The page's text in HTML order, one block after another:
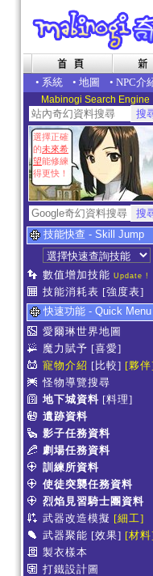
• 系統 • 地圖 • NPC介
Mabinogi Search Engine
選擇正確
的未來希
望能修練
得更快！
技能快查 - Skill Jump
數值增加技能 Update !
技能消耗表 [強度表]
快速功能 - Quick Menu
愛爾琳世界地圖
魔力賦予 [喜愛]
寵物介紹 [比較] [夥
怪物導覽搜尋
地下城資料 [料理]
遺跡資料
影子任務資料
劇場任務資料
訓練所資料
使徒突襲任務資料
烈焰見習騎士團資料
武器改造模擬 [細工]
武器聚能 [效果] [材
製衣樣本
打鐵設計圖